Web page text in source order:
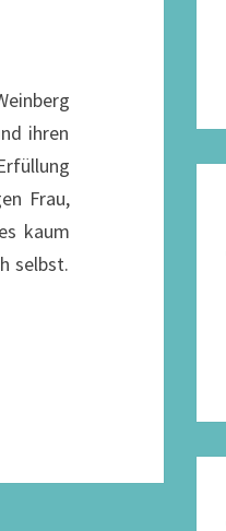
ihren
Frau,
kaum
selbst.